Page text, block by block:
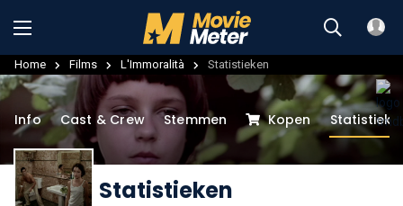
Home Films L'Immoralità Statistieken
Statistieken
Info Cast & Crew Stemmen Kopen